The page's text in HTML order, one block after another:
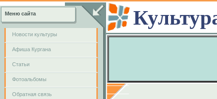
Меню сайта
Новости культуры
Афиша Кургана
Cтатьи
Фотоальбомы
Обратная связь